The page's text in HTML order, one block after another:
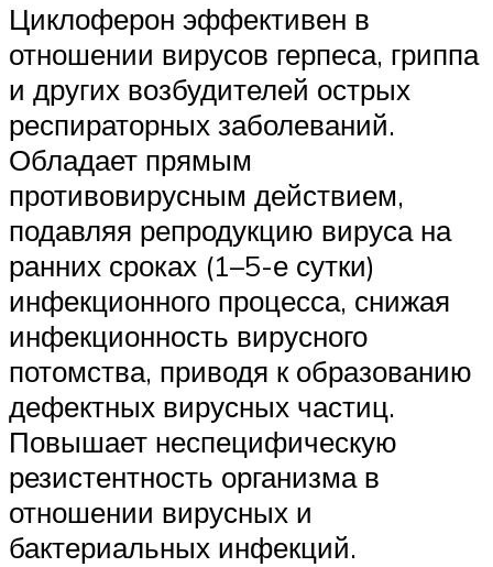
Циклоферон эффективен в
отношении вирусов герпеса, гриппа
и других возбудителей острых
респираторных заболеваний.
Обладает прямым
противовирусным действием,
подавляя репродукцию вируса на
ранних сроках (1–5-е сутки)
инфекционного процесса, снижая
инфекционность вирусного
потомства, приводя к образованию
дефектных вирусных частиц.
Повышает неспецифическую
резистентность организма в
отношении вирусных и
бактериальных инфекций.